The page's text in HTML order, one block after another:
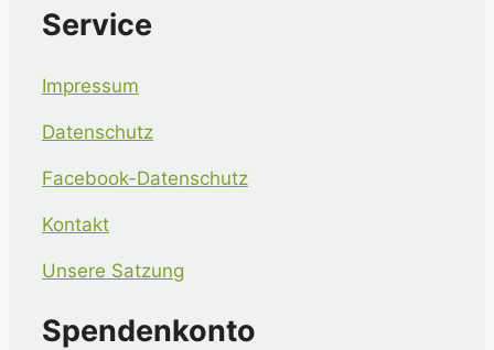
Service
Impressum
Datenschutz
Facebook-Datenschutz
Kontakt
Unsere Satzung
Spendenkonto